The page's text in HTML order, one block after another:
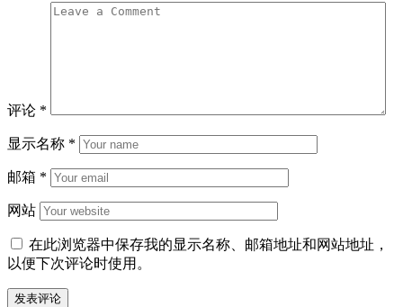
评论 *
显示名称 *
邮箱 *
网站
在此浏览器中保存我的显示名称、邮箱地址和网站地址，
以便下次评论时使用。